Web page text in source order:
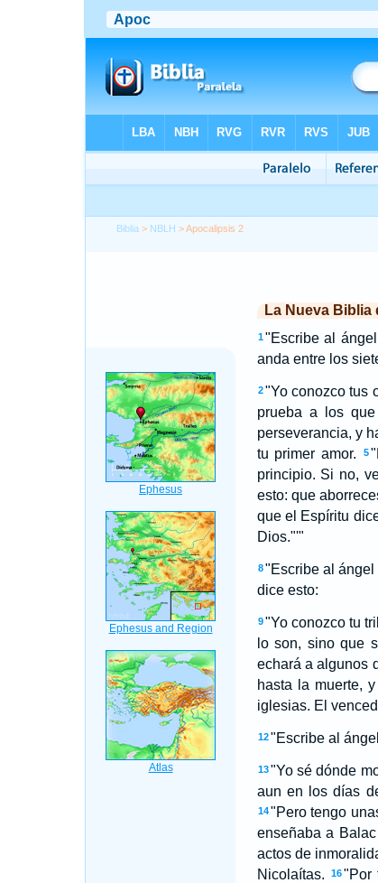
Biblia > NBLH > Apocalipsis 2
La Nueva
1 "Escribe al
anda entre los
2 "Yo conozco tus
prueba a los
perseverancia, y
tu primer amor.
5
principio. Si no,
esto: que
que el Espíritu
Dios."'"
8 "Escribe al ángel
dice esto:
9 "Yo conozco tu
lo son, sino que
echará a algunos
hasta la muerte,
iglesias. El
12 "Escribe al
13 "Yo sé dónde
aun en los días
14 "Pero tengo
enseñaba a
actos de
Nicolaítas.
16"Por